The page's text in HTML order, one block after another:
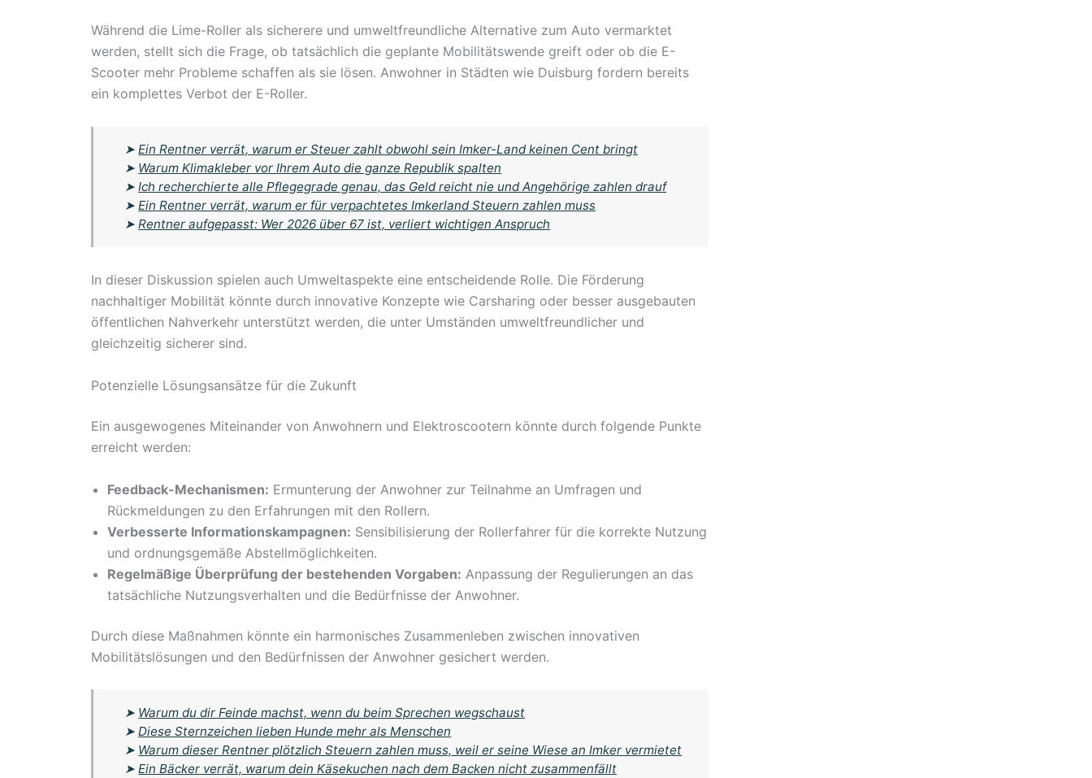
Während die Lime-Roller als sicherere und umweltfreundliche Alternative zum Auto vermarktet
werden, stellt sich die Frage, ob tatsächlich die geplante Mobilitätswende greift oder ob die E-
Scooter mehr Probleme schaffen als sie lösen. Anwohner in Städten wie Duisburg fordern bereits
ein komplettes Verbot der E-Roller.
➤Ein Rentner verrät, warum er Steuer zahlt obwohl sein Imker-Land keinen Cent bringt
➤ Warum Klimakleber vor Ihrem Auto die ganze Republik spalten
➤Ich recherchierte alle Pflegegrade genau, das Geld reicht nie und Angehörige zahlen drauf
➤Ein Rentner verrät, warum er für verpachtetes Imkerland Steuern zahlen muss
➤Rentner aufgepasst: Wer 2026 über 67 ist, verliert wichtigen Anspruch
In dieser Diskussion spielen auch Umweltaspekte eine entscheidende Rolle. Die Förderung
nachhaltiger Mobilität könnte durch innovative Konzepte wie Carsharing oder besser ausgebauten
öffentlichen Nahverkehr unterstützt werden, die unter Umständen umweltfreundlicher und
gleichzeitig sicherer sind.
Potenzielle Lösungsansätze für die Zukunft
Ein ausgewogenes Miteinander von Anwohnern und Elektroscootern könnte durch folgende Punkte
erreicht werden:
Feedback-Mechanismen: Ermunterung der Anwohner zur Teilnahme an Umfragen und
Rückmeldungen zu den Erfahrungen mit den Rollern.
Verbesserte Informationskampagnen: Sensibilisierung der Rollerfahrer für die korrekte Nutzung
und ordnungsgemäße Abstellmöglichkeiten.
Regelmäßige Überprüfung der bestehenden Vorgaben: Anpassung der Regulierungen an das
tatsächliche Nutzungsverhalten und die Bedürfnisse der Anwohner.
Durch diese Maßnahmen könnte ein harmonisches Zusammenleben zwischen innovativen
Mobilitätslösungen und den Bedürfnissen der Anwohner gesichert werden.
➤ Warum du dir Feinde machst, wenn du beim Sprechen wegschaust
➤Diese Sternzeichen lieben Hunde mehr als Menschen
➤ Warum dieser Rentner plötzlich Steuern zahlen muss, weil er seine Wiese an Imker vermietet
➤Ein Bäcker verrät, warum dein Käsekuchen nach dem Backen nicht zusammenfällt